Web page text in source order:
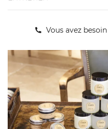
Vous avez